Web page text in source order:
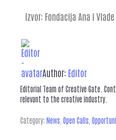
Izvor: Fondacija Ana i
Author: Editor
Editorial Team of Creative Gate.
relevant to the creative industry.
Category: News Open Calls